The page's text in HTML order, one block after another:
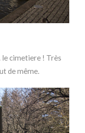
cimetiere ! Très
de même.